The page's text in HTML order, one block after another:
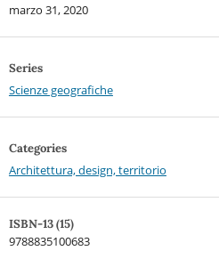
marzo 31, 2020
Series
Scienze geografiche
Categories
Architettura, design, territorio
ISBN-13 (15)
9788835100683